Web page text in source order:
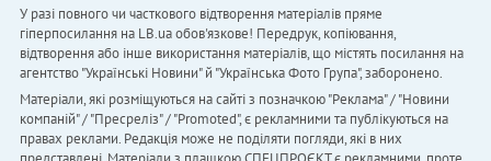
У разі повного чи часткового відтворення матеріалів пряме
гіперпосилання на LB.ua обов'язкове! Передрук, копіювання,
відтворення або інше використання матеріалів, що містять посилання на
агентство "Українськi Новини" й "Українська Фото Група", заборонено.
Матеріали, які розміщуються на сайті з позначкою "Реклама" / "Новини
компаній" / "Пресреліз" / "Promoted", є рекламними та публікуються на
правах реклами. Редакція може не поділяти погляди, які в них